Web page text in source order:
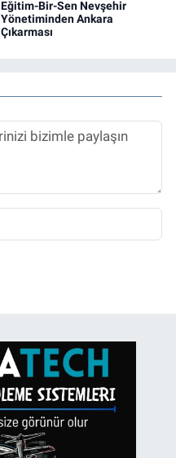
Eğitim-Bir-Sen Nevşehir
Yönetiminden Ankara
Çıkarması